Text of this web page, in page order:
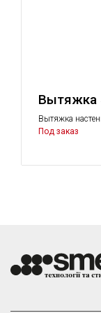
Вытяжка
Вытяжка
латунная
Под заказ